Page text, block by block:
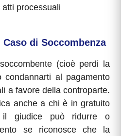
processuali
di Soccombenza
(cioè perdi la
al pagamento
a favore della controparte.
anche a chi è in gratuito
il giudice può ridurre o
se riconosce che la